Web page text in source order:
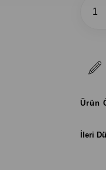
Ürün
İleri